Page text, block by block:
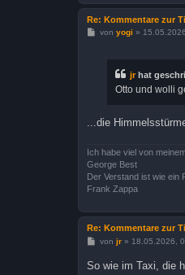
Re: Kommentare zur
Bvon yogi »
jr hat
Otto und wolli
...die
Ich habe viel von
George Best
Der Verstand ist wie ein
Frank Zappa
Re: Kommentare zur
B
t
von jr» 18.05.2026,
So wie im Taxi, die